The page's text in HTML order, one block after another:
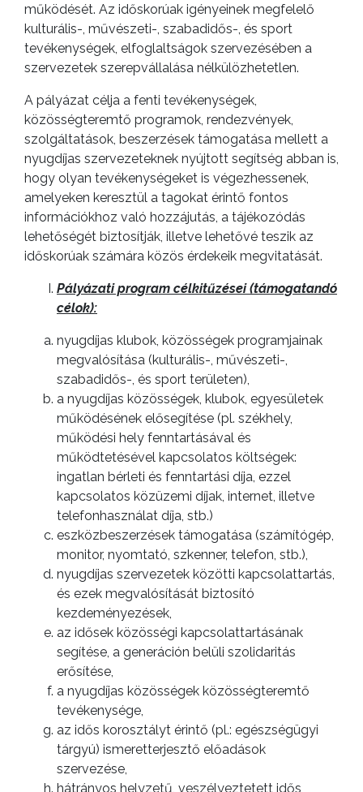
A
VÁROS
PÉNZÜGYEI
RENDELETEK
ÉPÜLŐ
VÁROS
FEJLESZTÉSEK
működését. Az időskorúak igényeinek megfelelő
kulturális-, művészeti-, szabadidős-, és sport
tevékenységek, elfoglaltságok szervezésében a
szervezetek szerepvállalása nélkülözhetetlen.
A pályázat célja a fenti tevékenységek,
közösségteremtő programok, rendezvények,
szolgáltatások, beszerzések támogatása mellett a
nyugdíjas szervezeteknek nyújtott segítség abban is,
hogy olyan tevékenységeket is végezhessenek,
amelyeken keresztül a tagokat érintő fontos
információkhoz való hozzájutás, a tájékozódás
lehetőségét biztosítják, illetve lehetővé teszik az
időskorúak számára közös érdekeik megvitatását.
Pályázati program célkitűzései (támogatandó
célok):
nyugdíjas klubok, közösségek programjainak
megvalósítása (kulturális-, művészeti-,
szabadidős-, és sport területen),
a nyugdíjas közösségek, klubok, egyesületek
működésének elősegítése (pl. székhely,
működési hely fenntartásával és
működtetésével kapcsolatos költségek:
ingatlan bérleti és fenntartási díja, ezzel
kapcsolatos közüzemi díjak, internet, illetve
telefonhasználat díja, stb.)
eszközbeszerzések támogatása (számítógép,
monitor, nyomtató, szkenner, telefon, stb.),
nyugdíjas szervezetek közötti kapcsolattartás,
és ezek megvalósítását biztosító
kezdeményezések,
az idősek közösségi kapcsolattartásának
segítése, a generáción belüli szolidaritás
erősítése,
a nyugdíjas közösségek közösségteremtő
tevékenysége,
az idős korosztályt érintő (pl.: egészségügyi
tárgyú) ismeretterjesztő előadások
szervezése,
hátrányos helyzetű, veszélyeztetett idős